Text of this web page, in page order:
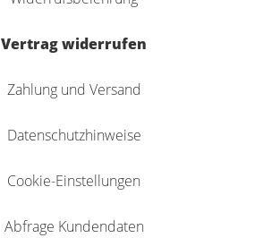
Vertrag widerrufen
Zahlung und Versand
Datenschutzhinweise
Cookie-Einstellungen
Abfrage Kundendaten